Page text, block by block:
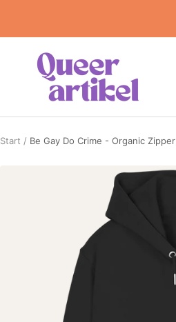
Queerartikel
Start Be Gay Do Crime - Organic Zipper